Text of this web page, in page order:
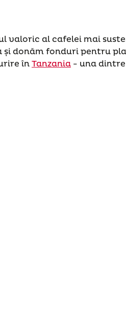
valoric al cafelei mai
donăm fonduri pentru
în Tanzania - una